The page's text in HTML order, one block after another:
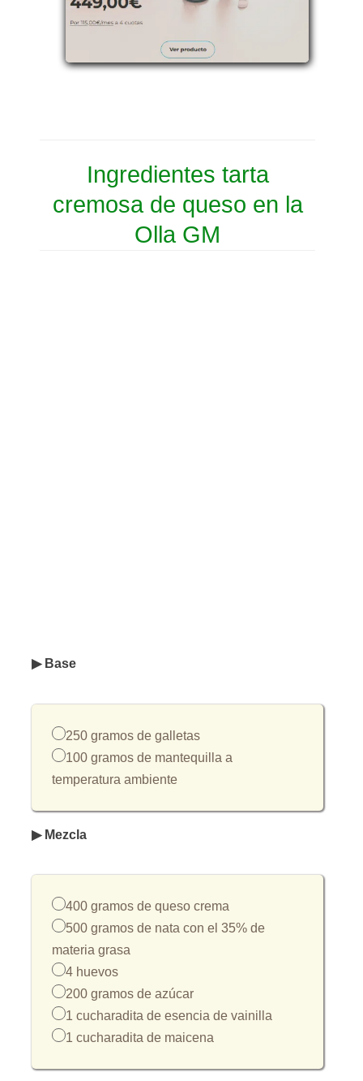
Ingredientes tarta
cremosa de queso en la
Olla GM
▶ Base
250 gramos de galletas
100 gramos de mantequilla a
temperatura ambiente
▶ Mezcla
400 gramos de queso crema
500 gramos de nata con el 35% de
materia grasa
4 huevos
200 gramos de azúcar
1 cucharadita de esencia de vainilla
1 cucharadita de maicena